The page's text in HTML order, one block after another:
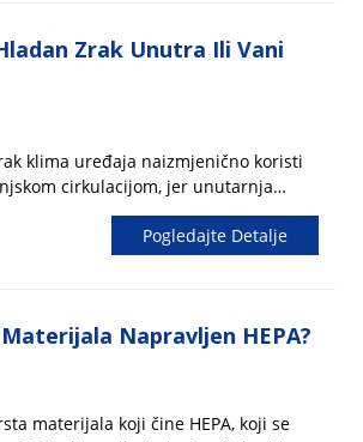
Zrak Unutra Ili Vani
klima uređaja naizmjenično koristi
cirkulacijom, jer unutarnja
blokirati topli zrak izvan automobila,
unutar automobila brzo pada,
osjećaju hladnije...
Pogledajte Detalje
Napravljen HEPA?
materijala koji čine HEPA, koji se